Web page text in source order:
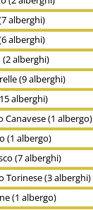
alberghi)
alberghi)
(2 alberghi)
(9 alberghi)
alberghi)
Canavese (1 albergo)
(1 albergo)
(7 alberghi)
Torinese (3 alberghi)
(1 albergo)